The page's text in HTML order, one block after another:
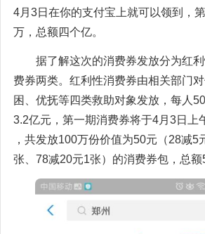
4月3日在你的支付宝上就可以领到，
万，总额四个亿。
据了解这次的消费券发放分为红
费券两类。红利性消费券由相关部门
困、优抚等四类救助对象发放，每人
3.2亿元，第一期消费券将于4月3日上
，共发放100万份价值为50元（28减5
张、78减20元1张）的消费券包，总额